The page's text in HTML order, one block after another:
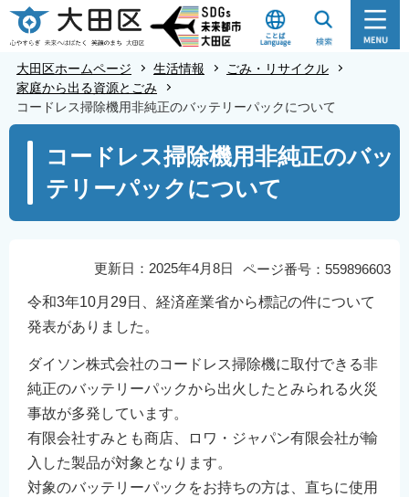
こ
の
の
大田区ホームページ 生活情報
ごみ・リサイクル
家庭から出る資源とごみ
コードレス掃除機用非純正のバッテリーパックについて
コードレス掃除機用非純正のバッ
テリーパックについて
ページ番号：559896603
更新日：2025年4月8日
令和3年10月29日、経済産業省から標記の件について
発表がありました。
ダイソン株式会社のコードレス掃除機に取付できる非
純正のバッテリーパックから出火したとみられる火災
事故が多発しています。
有限会社すみとも商店、ロワ・ジャパン有限会社が輸
入した製品が対象となります。
対象のバッテリーパックをお持ちの方は、直ちに使用